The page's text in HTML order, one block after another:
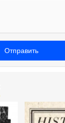
Отправить